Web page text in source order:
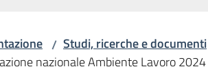
/ Studi, ricerche e documenti
nazionale Ambiente Lavoro 2024